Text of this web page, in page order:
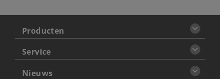
Producten
Service
Nieuws